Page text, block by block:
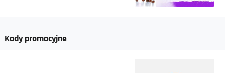
Kody promocyjne